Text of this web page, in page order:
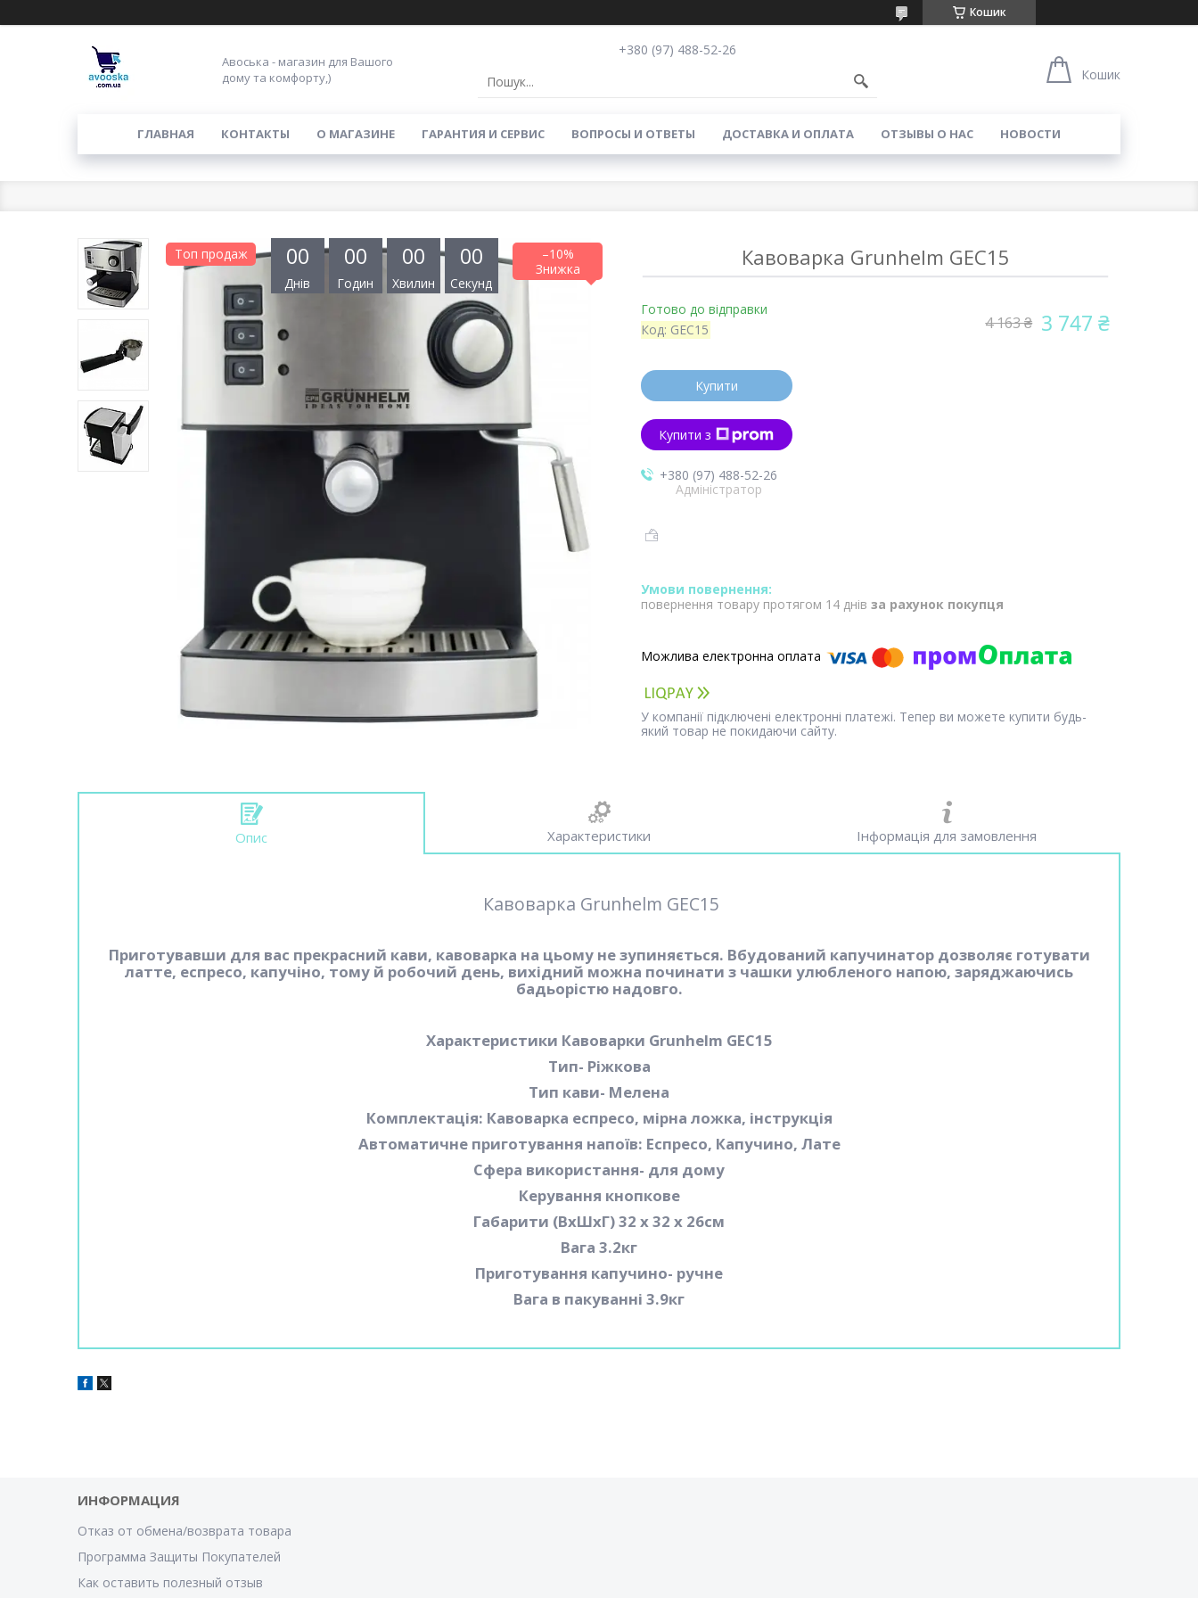
Кошик
Авоська - магазин для Вашого
дому та комфорту,)
+380 (97) 488-52-26
Кошик
ГЛАВНАЯ КОНТАКТЫ О МАГАЗИНЕ ГАРАНТИЯ И СЕРВИС ВОПРОСЫ И ОТВЕТЫ ДОСТАВКА И ОПЛАТА ОТЗЫВЫ О НАС НОВОСТИ
Топ продаж –10%
00
Днів
00
Годин
00
Хвилин
00
Секунд
Кавоварка Grunhelm GEC15
Готово до відправки
Код: GEC15 4 163 ₴ 3 747 ₴
Купити
Купити з
+380 (97) 488-52-26
Адміністратор
повернення товару протягом 14 днів за рахунок покупця
У компанії підключені електронні платежі. Тепер ви можете купити будь-
який товар не покидаючи сайту.
Опис Характеристики Інформація для замовлення
Кавоварка Grunhelm GEC15
Приготувавши для вас прекрасний кави, кавоварка на цьому не зупиняється. Вбудований капучинатор дозволяє готувати
латте, еспресо, капучіно, тому й робочий день, вихідний можна починати з чашки улюбленого напою, заряджаючись
бадьорістю надовго.
Характеристики Кавоварки Grunhelm GEC15
Тип- Ріжкова
Тип кави- Мелена
Комплектація: Кавоварка еспресо, мірна ложка, інструкція
Автоматичне приготування напоїв: Еспресо, Капучино, Лате
Сфера використання- для дому
Керування кнопкове
Габарити (ВхШхГ) 32 x 32 x 26см
Вага 3.2кг
Приготування капучино- ручне
Вага в пакуванні 3.9кг
ИНФОРМАЦИЯ
Отказ от обмена/возврата товара
Программа Защиты Покупателей
Как оставить полезный отзыв